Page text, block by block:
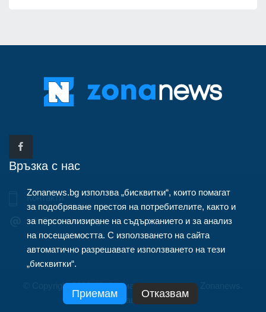
Връзка с нас
Контакти
info@zonanews.bg
© Copyright 2020, Информационна агенция Zonanews.
Всички права запазени.
Zonanews.bg използва „бисквитки“, които помагат
за подобряване престоя на потребителите, както и
за персонализиране на съдържанието и за анализ
на посещаемостта. С използването на сайта
автоматично разрешавате използването на тези
„бисквитки“.
Приемам Отказвам